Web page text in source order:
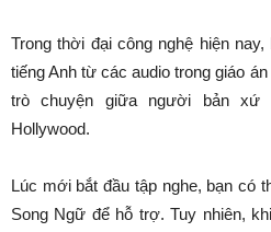
Trong thời đại công nghệ hiện
tiếng Anh từ các audio trong giáo
trò chuyện giữa người bản
Hollywood.
Lúc mới bắt đầu tập nghe, bạn có
Song Ngữ để hỗ trợ. Tuy nhiên,